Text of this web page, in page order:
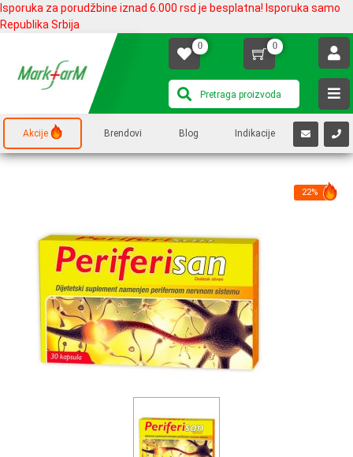
Isporuka za porudžbine iznad 6.000 rsd je besplatna! Isporuka samo
Republika Srbija
0 0
Akcije Brendovi Blog Indikacije
22%